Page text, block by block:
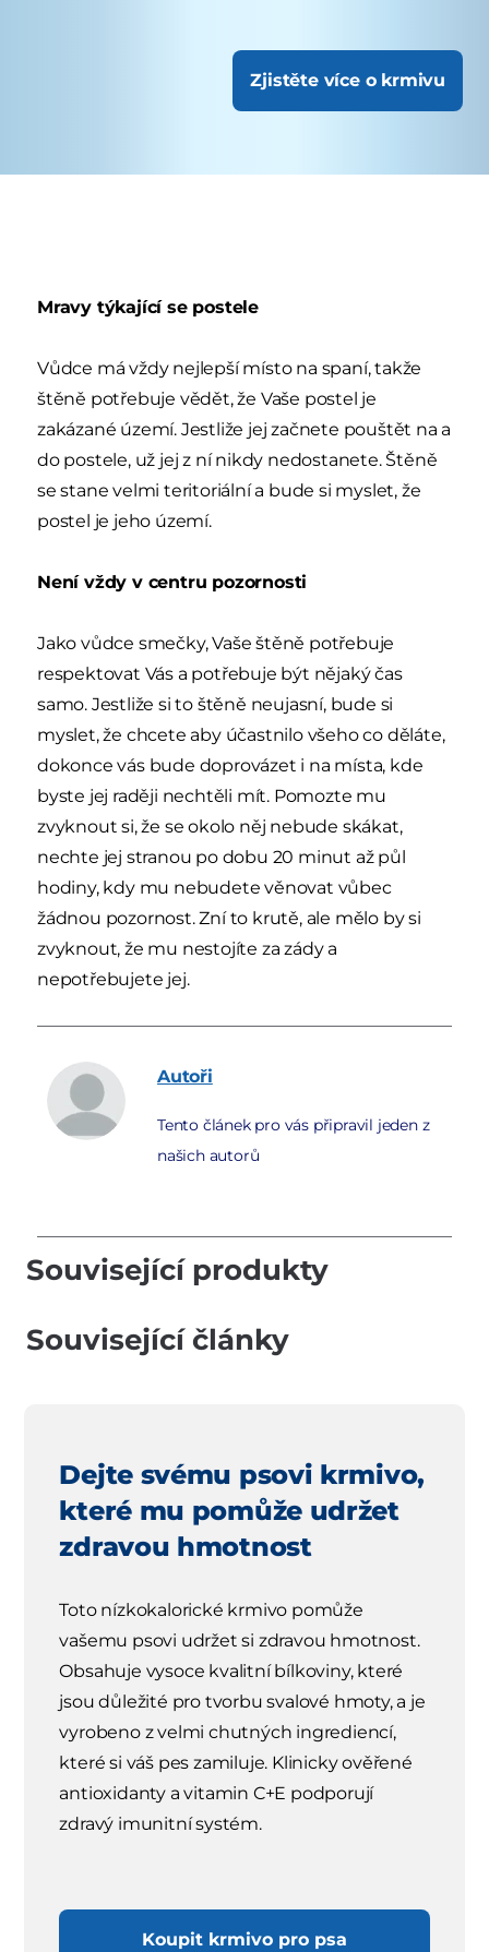
Zjistěte více o krmivu
Mravy týkající se postele
Vůdce má vždy nejlepší místo na spaní, takže
štěně potřebuje vědět, že Vaše postel je
zakázané území. Jestliže jej začnete pouštět na a
do postele, už jej z ní nikdy nedostanete. Štěně
se stane velmi teritoriální a bude si myslet, že
postel je jeho území.
Není vždy v centru pozornosti
Jako vůdce smečky, Vaše štěně potřebuje
respektovat Vás a potřebuje být nějaký čas
samo. Jestliže si to štěně neujasní, bude si
myslet, že chcete aby účastnilo všeho co děláte,
dokonce vás bude doprovázet i na místa, kde
byste jej raději nechtěli mít. Pomozte mu
zvyknout si, že se okolo něj nebude skákat,
nechte jej stranou po dobu 20 minut až půl
hodiny, kdy mu nebudete věnovat vůbec
žádnou pozornost. Zní to krutě, ale mělo by si
zvyknout, že mu nestojíte za zády a
nepotřebujete jej.
Autoři
Tento článek pro vás připravil jeden z
našich autorů
Související produkty
Související články
Dejte svému psovi krmivo,
které mu pomůže udržet
zdravou hmotnost
Toto nízkokalorické krmivo pomůže
vašemu psovi udržet si zdravou hmotnost.
Obsahuje vysoce kvalitní bílkoviny, které
jsou důležité pro tvorbu svalové hmoty, a je
vyrobeno z velmi chutných ingrediencí,
které si váš pes zamiluje. Klinicky ověřené
antioxidanty a vitamin C+E podporují
zdravý imunitní systém.
Koupit krmivo pro psa